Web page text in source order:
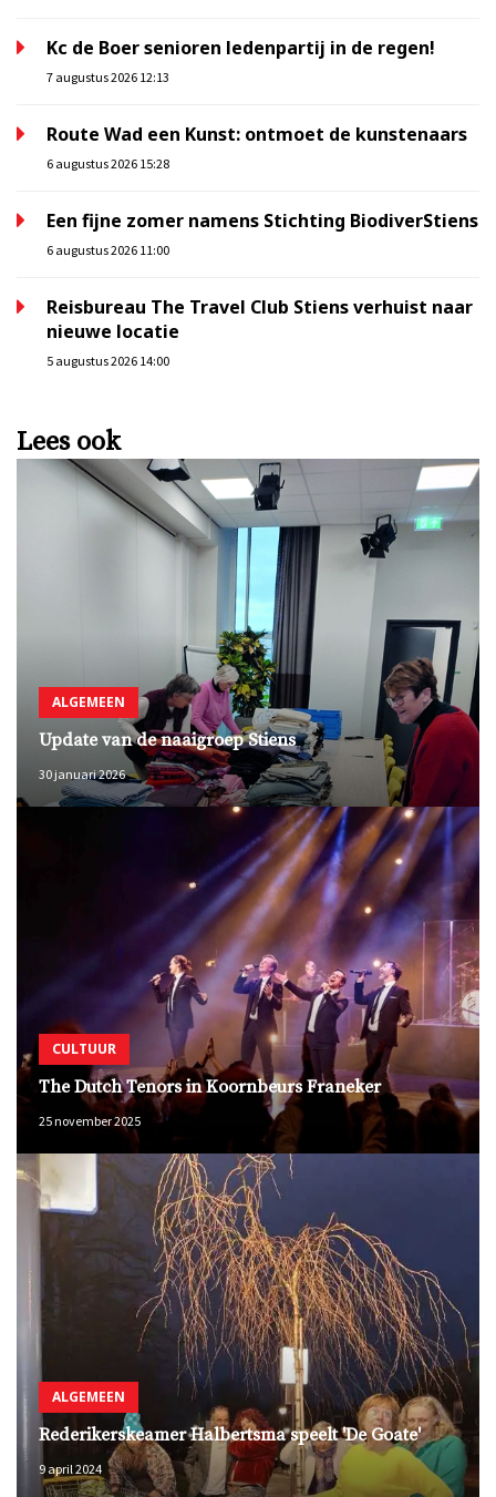
Kc de Boer senioren ledenpartij in de regen!
7 augustus 2026 12:13
Route Wad een Kunst: ontmoet de kunstenaars
6 augustus 2026 15:28
Een fijne zomer namens Stichting BiodiverStiens
6 augustus 2026 11:00
Reisbureau The Travel Club Stiens verhuist naar
nieuwe locatie
5 augustus 2026 14:00
Lees ook
ALGEMEEN
Update van de naaigroep Stiens
30 januari 2026
CULTUUR
The Dutch Tenors in Koornbeurs Franeker
25 november 2025
ALGEMEEN
Rederikerskeamer Halbertsma speelt 'De Goate'
9 april 2024